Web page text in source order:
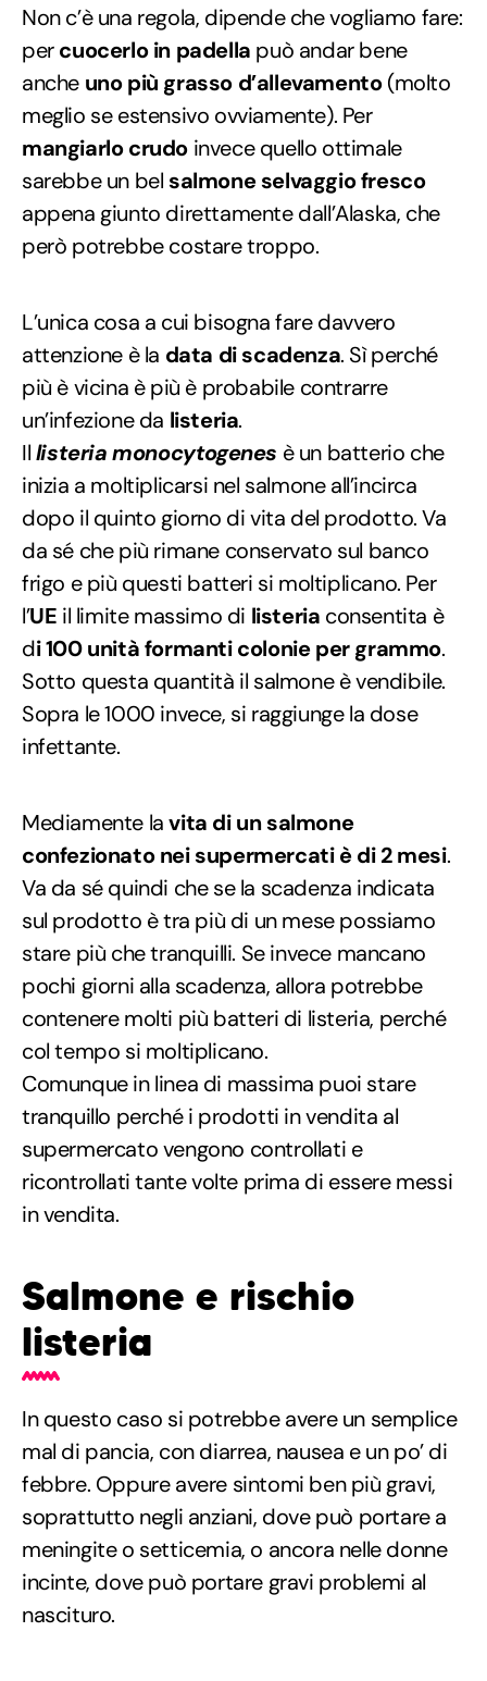
Non c’è una regola, dipende che vogliamo fare:
percuocerlo in padella può andar bene
anche uno più grasso d’allevamento(molto
meglio se estensivo ovviamente). Per
mangiarlo crudo invece quello ottimale
sarebbe un bel salmone selvaggio fresco
appena giunto direttamente dall’Alaska, che
però potrebbe costare troppo.
L’unica cosa a cui bisogna fare davvero
attenzione è la data di scadenza. Sì perché
più è vicina è più è probabile contrarre
un’infezione da listeria.
Illisteria monocytogenes è un batterio che
inizia a moltiplicarsi nel salmone all’incirca
dopo il quinto giorno di vita del prodotto. Va
da sé che più rimane conservato sul banco
frigo e più questi batteri si moltiplicano. Per
l’UE il limite massimo di listeria consentita è
di 100 unità formanti colonie per grammo.
Sotto questa quantità il salmone è vendibile.
Sopra le 1000 invece, si raggiunge la dose
infettante.
Mediamente lavita di un salmone
confezionato nei supermercati è di 2 mesi.
Va da sé quindi che se la scadenza indicata
sul prodotto è tra più di un mese possiamo
stare più che tranquilli. Se invece mancano
pochi giorni alla scadenza, allora potrebbe
contenere molti più batteri di listeria, perché
col tempo si moltiplicano.
Comunque in linea di massima puoi stare
tranquillo perché i prodotti in vendita al
supermercato vengono controllati e
ricontrollati tante volte prima di essere messi
in vendita.
Salmone e rischio
listeria
In questo caso si potrebbe avere un semplice
mal di pancia, con diarrea, nausea e un po’ di
febbre. Oppure avere sintomi ben più gravi,
soprattutto negli anziani, dove può portare a
meningite o setticemia, o ancora nelle donne
incinte, dove può portare gravi problemi al
nascituro.